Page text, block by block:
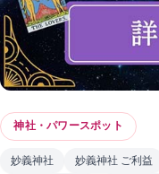
神社・パワースポット
妙義神社 妙義神社 ご利益